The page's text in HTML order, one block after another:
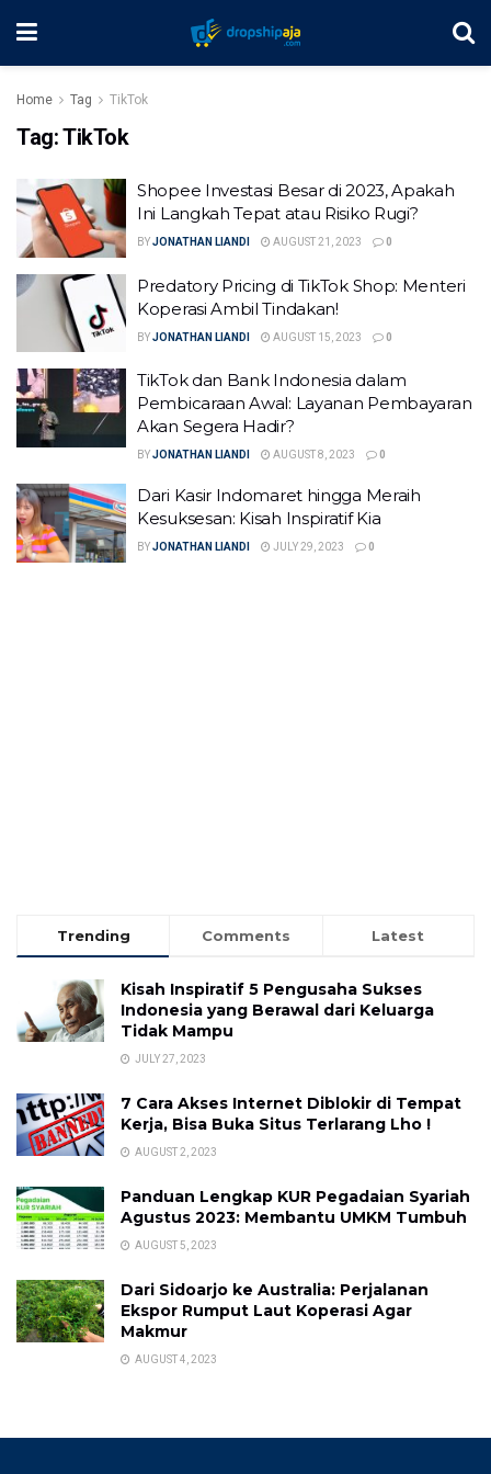
Home Tag TikTok
Tag:TikTok
Shopee Investasi Besar di 2023, Apakah
Ini Langkah Tepat atau Risiko Rugi?
BYJONATHAN LIANDI AUGUST 21, 2023 0
Predatory Pricing di TikTok Shop: Menteri
Koperasi Ambil Tindakan!
BYJONATHAN LIANDI AUGUST 15, 2023 0
TikTok dan Bank Indonesia dalam
Pembicaraan Awal: Layanan Pembayaran
Akan Segera Hadir?
BYJONATHAN LIANDI AUGUST 8, 2023 0
Dari Kasir Indomaret hingga Meraih
Kesuksesan: Kisah Inspiratif Kia
BYJONATHAN LIANDI JULY 29, 2023 0
Trending Comments Latest
Kisah Inspiratif 5 Pengusaha Sukses
Indonesia yang Berawal dari Keluarga
Tidak Mampu
JULY 27, 2023
7 Cara Akses Internet Diblokir di Tempat
Kerja, Bisa Buka Situs Terlarang Lho !
AUGUST 2, 2023
Panduan Lengkap KUR Pegadaian Syariah
Agustus 2023: Membantu UMKM Tumbuh
AUGUST 5, 2023
Dari Sidoarjo ke Australia: Perjalanan
Ekspor Rumput Laut Koperasi Agar
Makmur
AUGUST 4, 2023